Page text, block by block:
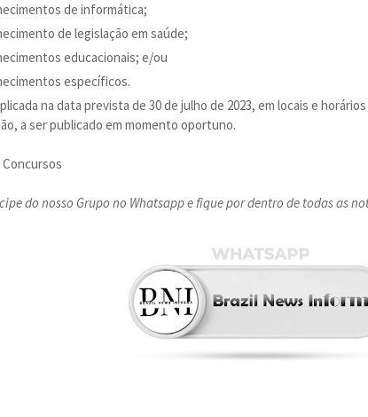
de informática;
de legislação em saúde;
educacionais; e/ou
específicos.
na data prevista de 30 de julho de 2023, em locais e
a ser publicado em momento oportuno.
do nosso Grupo no Whatsapp e fique por dentro de todas as